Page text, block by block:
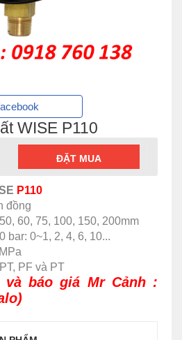
WISE P110
ĐẶT MUA
P110
đồng
60, 75, 100, 150, 200mm
bar: 0~1, 2, 4, 6, 10...
PF và PT
báo giá Mr Cảnh :